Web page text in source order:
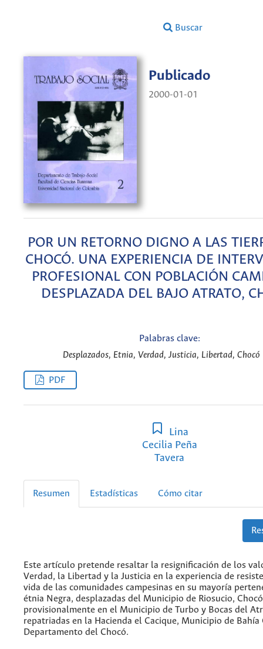
Buscar
Publicado
2000-01-01
POR UN RETORNO DIGNO A LAS
CHOCÓ. UNA EXPERIENCIA DE
PROFESIONAL CON POBLACIÓN
DESPLAZADA DEL BAJO ATRATO,
Palabras clave:
Desplazados, Etnia, Verdad, Justicia, Libertad, Chocó
PDF
Lina
Cecilia Peña
Tavera
Resumen Estadísticas Cómo citar
Este artículo pretende resaltar la resignificación de los
Verdad, la Libertad y la Justicia en la experiencia de
vida de las comunidades campesinas en su mayoría
étnia Negra, desplazadas del Municipio de Riosucio,
provisionalmente en el Municipio de Turbo y Bocas del
repatriadas en la Hacienda el Cacique, Municipio de Bahía
Departamento del Chocó.